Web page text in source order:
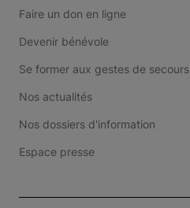
Faire un don en ligne
Devenir bénévole
Se former aux gestes de secours
Nos actualités
Nos dossiers d'information
Espace presse